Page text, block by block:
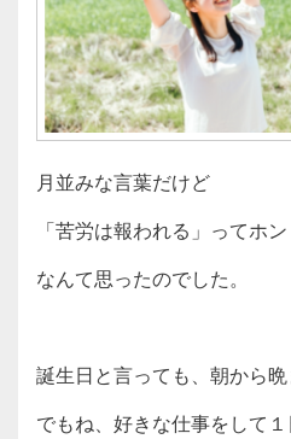
月並みな言葉だけど
「苦労は報われる」ってホ
なんて思ったのでした。
誕生日と言っても、朝から
でもね、好きな仕事をして